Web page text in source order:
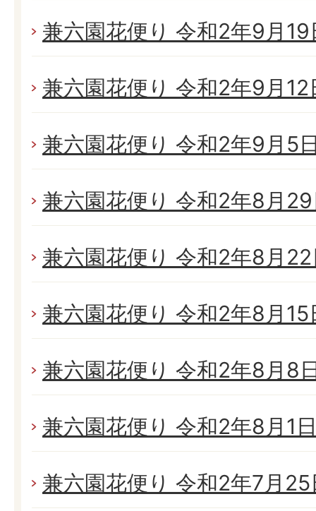
兼六園花便り 令和2年9月
兼六園花便り 令和2年9月
兼六園花便り 令和2年9月5
兼六園花便り 令和2年8月
兼六園花便り 令和2年8月
兼六園花便り 令和2年8月
兼六園花便り 令和2年8月8
兼六園花便り 令和2年8月1
兼六園花便り 令和2年7月